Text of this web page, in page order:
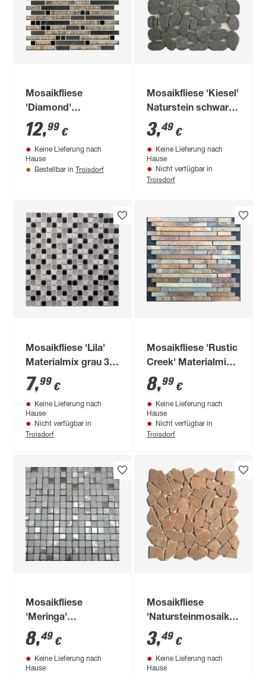
Mosaikfliese
'Diamond'
goldfarben 29,8 x
30,4 cm
12,99 €
Keine Lieferung nach
Hause
Bestellbar in Troisdorf
Mosaikfliese 'Kiesel'
Naturstein schwarz
29 x 29 cm
3,49 €
Keine Lieferung nach
Hause
Nicht verfügbar in
Troisdorf
Mosaikfliese 'Lila'
Materialmix grau 30
x 30 cm
7,99 €
Keine Lieferung nach
Hause
Nicht verfügbar in
Troisdorf
Mosaikfliese 'Rustic
Creek' Materialmix
braun-beige 30,5 x
30,5 cm
8,99 €
Keine Lieferung nach
Hause
Nicht verfügbar in
Troisdorf
Mosaikfliese
'Meringa'
Materialmix weiß 30
x 30 cm
8,49 €
Keine Lieferung nach
Hause
Mosaikfliese
'Natursteinmosaik'
Naturstein rot-braun
30,5 x 30,5 cm
3,49 €
Keine Lieferung nach
Hause